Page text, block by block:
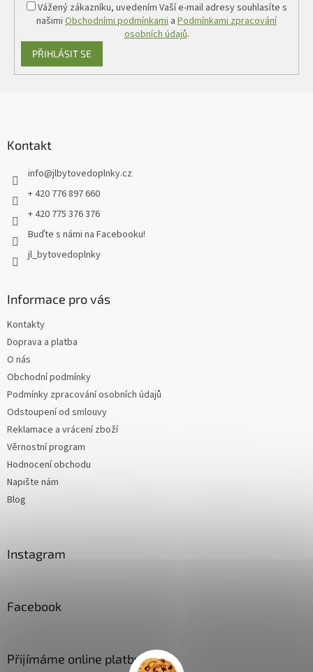
Vážený zákazníku, uvedením Vaší e-mail adresy souhlasíte s
našimi Obchodními podmínkami a Podmínkami zpracování
osobních údajů.
PŘIHLÁSIT SE
Kontakt
info@jlbytovedoplnky.cz
+ 420 776 897 660
+ 420 775 376 376
Buďte s námi na Facebooku!
jl_bytovedoplnky
Informace pro vás
Kontakty
Doprava a platba
O nás
Obchodní podmínky
Podmínky zpracování osobních údajů
Odstoupení od smlouvy
Reklamace a vrácení zboží
Věrnostní program
Hodnocení obchodu
Napište nám
Blog
Instagram
Facebook
Přijímáme online platby